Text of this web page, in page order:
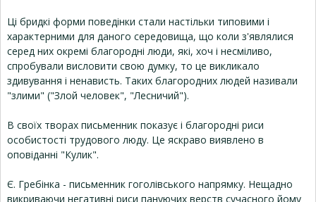
Ці бридкі форми поведінки стали настільки типовими і
характерними для даного середовища, що коли з'являлися
серед них окремі благородні люди, які, хоч і несміливо,
спробували висловити свою думку, то це викликало
здивування і ненависть. Таких благородних людей називали
"злими" ("Злой человек", "Лесничий").
В своїх творах письменник показує і благородні риси
особистості трудового люду. Це яскраво виявлено в
оповіданні "Кулик".
Є. Гребінка - письменник гоголівського напрямку. Нещадно
викриваючи негативні риси пануючих верств сучасного йому